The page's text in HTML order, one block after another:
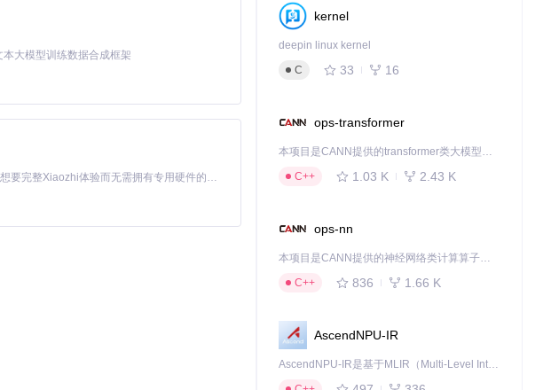
大模型训练数据合成框架
基于Python的Xiaozhi AI，适用于想要完整Xiaozhi体验而无需拥有专用硬件的用户。
kernel
deepin linux kernel
C
33 16
ops-transformer
本项目是CANN提供的transformer类大模型算子库，实现网络在NPU上加速计算。
C++
1.03 K 2.43 K
ops-nn
本项目是CANN提供的神经网络类计算算子库，实现网络在NPU上加速计算。
C++
836 1.66 K
AscendNPU-IR
AscendNPU-IR是基于MLIR（Multi-Level Intermediate Representation）构建的，面向昇腾亲和算子编译时使用的中间表示，提供昇腾完备表达能力，通过编译优化提升昇腾AI处理器计算效率，支持通过生态框架使能昇腾AI处理器与深度调优